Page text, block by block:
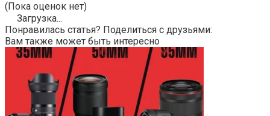
(Пока оценок нет)
Загрузка...
Понравилась статья? Поделиться с друзьями:
Вам также может быть интересно